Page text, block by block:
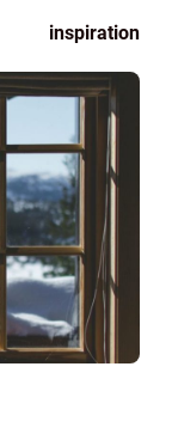
inspiration